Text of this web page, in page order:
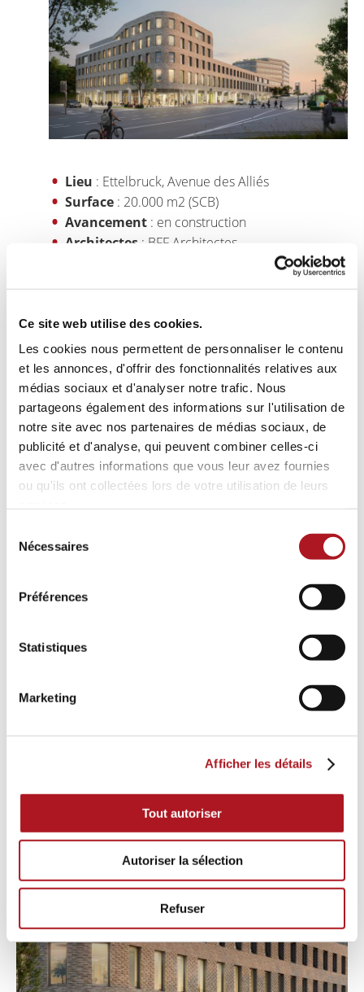
Ce site web utilise des cookies.
Les cookies nous permettent de personnaliser le contenu
et les annonces, d'offrir des fonctionnalités relatives aux
médias sociaux et d'analyser notre trafic. Nous
partageons également des informations sur l'utilisation de
notre site avec nos partenaires de médias sociaux, de
publicité et d'analyse, qui peuvent combiner celles-ci
avec d'autres informations que vous leur avez fournies
ou qu'ils ont collectées lors de votre utilisation de leurs
Nécessaires
Préférences
Statistiques
Marketing
Afficher les détails
Tout autoriser
Autoriser la sélection
Refuser
Lieu : Ettelbruck, Avenue des Alliés
Surface : 20.000 m2 (SCB)
Avancement : en construction
Architectes : BFF Architectes